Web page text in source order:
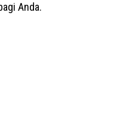
Anda.